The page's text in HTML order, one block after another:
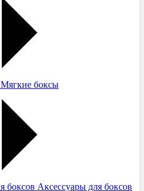
Мягкие боксы
Аксессуары для боксов